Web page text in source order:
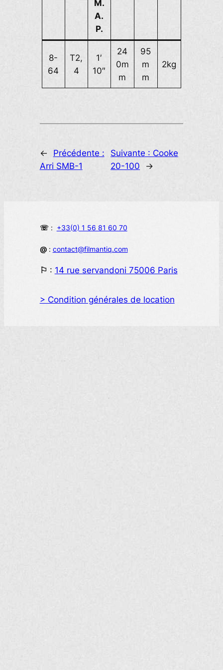
M.
A.
P.
8-
64
T2,
4
1′
10″
24
0m
m
95
m
m
2kg
←
Précédente :
Arri SMB-1
Suivante : Cooke
20-100
→
☏ : +33(0) 1 56 81 60 70
@: contact@filmantiq.com
⚐ : 14 rue servandoni 75006 Paris
> Condition générales de location